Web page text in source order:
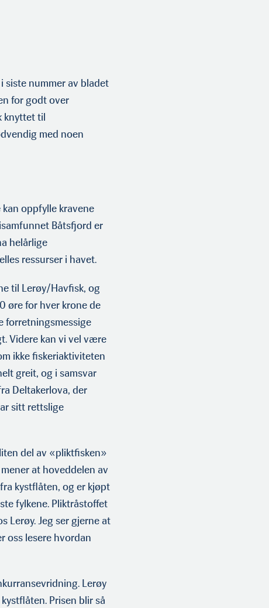
nummer av bladet
for godt over
knyttet til
med noen
kan oppfylle kravene
Båtsfjord er
helårlige
ressurser i havet.
til Lerøy/Havfisk, og
øre for hver krone de
forretningsmessige
Videre kan vi vel være
ikke fiskeriaktiviteten
greit, og i samsvar
Deltakerlova, der
sitt rettslige
del av «pliktfisken»
at hoveddelen av
kystflåten, og er kjøpt
fylkene. Pliktråstoffet
Lerøy. Jeg ser gjerne at
oss lesere hvordan
Lerøy
Prisen blir så